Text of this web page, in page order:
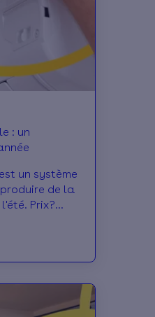
: un
un système
de la
Prix?